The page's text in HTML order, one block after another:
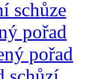
schůze
pořad
pořad